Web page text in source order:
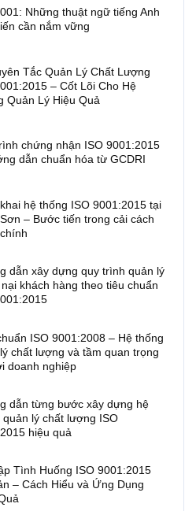
Những thuật ngữ tiếng Anh
cần nắm vững
Tắc Quản Lý Chất Lượng
– Cốt Lõi Cho Hệ
Quản Lý Hiệu Quả
chứng nhận ISO 9001:2015
dẫn chuẩn hóa từ GCDRI
hệ thống ISO 9001:2015 tại
– Bước tiến trong cải cách
dẫn xây dựng quy trình quản lý
khách hàng theo tiêu chuẩn
ISO 9001:2008 – Hệ thống
chất lượng và tầm quan trọng
doanh nghiệp
dẫn từng bước xây dựng hệ
quản lý chất lượng ISO
hiệu quả
Tình Huống ISO 9001:2015
– Cách Hiểu và Ứng Dụng